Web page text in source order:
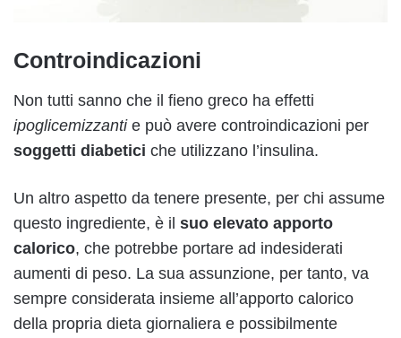
Controindicazioni
Non tutti sanno che il fieno greco ha effetti
ipoglicemizzantie può avere controindicazioni per
soggetti diabetici che utilizzano l’insulina.
Un altro aspetto da tenere presente, per chi assume
questo ingrediente, è il suo elevato apporto
calorico, che potrebbe portare ad indesiderati
aumenti di peso. La sua assunzione, per tanto, va
sempre considerata insieme all’apporto calorico
della propria dieta giornaliera e possibilmente